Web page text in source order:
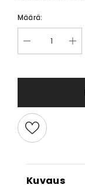
Määrä:
Kuvaus